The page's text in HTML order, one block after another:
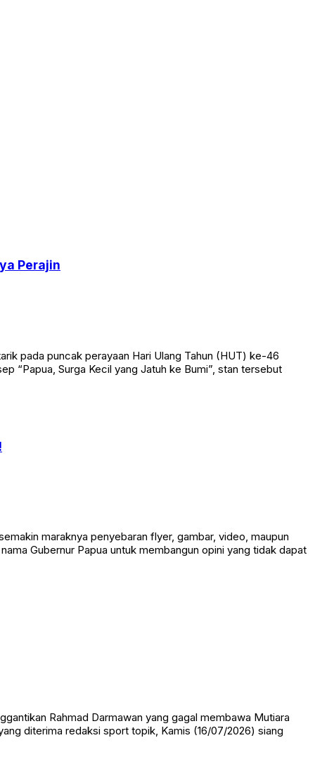
Perajin
pada puncak perayaan Hari Ulang Tahun (HUT) ke-46
“Papua, Surga Kecil yang Jatuh ke Bumi”, stan tersebut
maraknya penyebaran flyer, gambar, video, maupun
Gubernur Papua untuk membangun opini yang tidak dapat
Rahmad Darmawan yang gagal membawa Mutiara
diterima redaksi sport topik, Kamis (16/07/2026) siang